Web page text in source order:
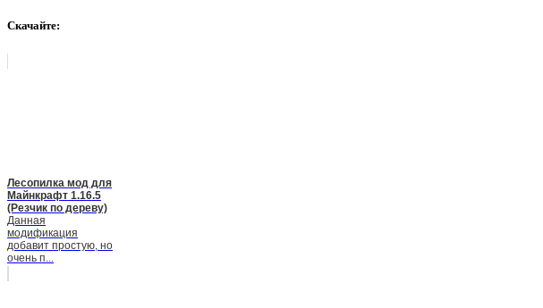
Скачайте:
Лесопилка мод для
Майнкрафт 1.16.5
(Резчик по дереву)
Данная
модификация
добавит простую, но
очень п...